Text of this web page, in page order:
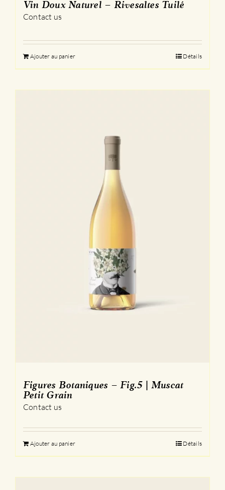
Vin Doux Naturel – Rivesaltes Tuilé
Contact us
Ajouter au panier Détails
Figures Botaniques – Fig.5 | Muscat
Petit Grain
Contact us
Ajouter au panier Détails